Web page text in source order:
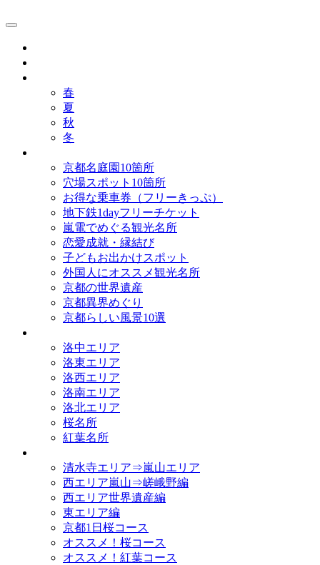
春
夏
秋
冬
京都名庭園10箇所
穴場スポット10箇所
お得な乗車券（フリーきっぷ）
地下鉄1dayフリーチケット
嵐電でめぐる観光名所
恋愛成就・縁結び
子どもお出かけスポット
外国人にオススメ観光名所
京都の世界遺産
京都異界めぐり
京都らしい風景10選
洛中エリア
洛東エリア
洛西エリア
洛南エリア
洛北エリア
桜名所
紅葉名所
清水寺エリア⇒嵐山エリア
西エリア嵐山⇒嵯峨野編
西エリア世界遺産編
東エリア編
京都1日桜コース
オススメ！桜コース
オススメ！紅葉コース